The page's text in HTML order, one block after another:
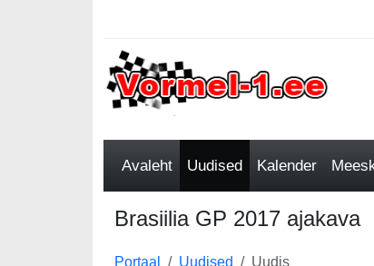
Avaleht Uudised Kalender
Brasiilia GP 2017 ajakava
Portaal Uudised Uudis